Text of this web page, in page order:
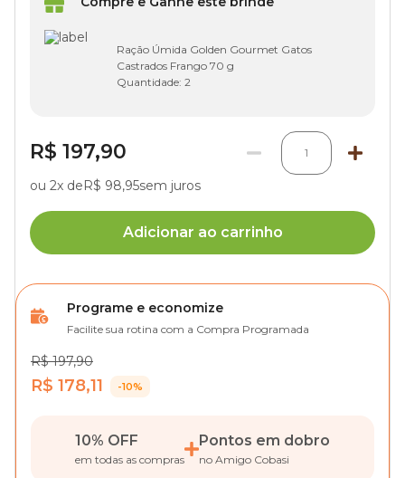
Ração Úmida Golden Gourmet Gatos
Castrados Frango 70 g
Quantidade: 2
R$ 197,90 1
ou 2x deR$ 98,95sem juros
Adicionar ao carrinho
Programe e economize
Facilite sua rotina com a Compra Programada
R$ 197,90
R$ 178,11 -10%
10% OFF
em todas as compras
Pontos em dobro
no Amigo Cobasi